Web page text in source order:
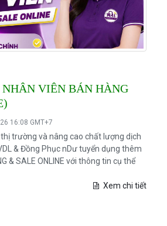
VIÊN BÁN HÀNG
16:08 GMT+7
trường và nâng cao chất lượng dịch
& Đồng Phục nDư tuyển dụng thêm
& SALE ONLINE với thông tin cụ thể
Xem chi tiết